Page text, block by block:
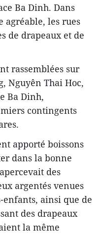
Ba Dinh. Dans
agréable, les rues
de drapeaux et de
rassemblées sur
Nguyên Thai Hoc,
Ba Dinh,
contingents
apporté boissons
dans la bonne
des
argentés venues
ainsi que de
des drapeaux
la même